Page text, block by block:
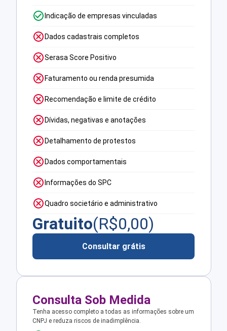
Indicação de empresas vinculadas
Dados cadastrais completos
Serasa Score Positivo
Faturamento ou renda presumida
Recomendação e limite de crédito
Dívidas, negativas e anotações
Detalhamento de protestos
Dados comportamentais
Informações do SPC
Quadro societário e administrativo
Gratuito(R$0,00)
Consultar grátis
Consulta Sob Medida
Tenha acesso completo a todas as informações sobre um
CNPJ e reduza riscos de inadimplência.